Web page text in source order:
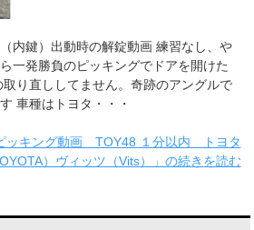
内鍵）出動時の解錠動画 練習なし、や
一発勝負のピッキングでドアを開けた
り直ししてません。奇跡のアングルで
車種はトヨタ・・・
ッキング動画 TOY48 １分以内 トヨタ
）ヴィッツ（Vits）」の続きを読む